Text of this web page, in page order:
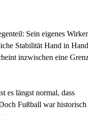
Sein eigenes
Stabilität Hand in
inzwischen eine
es längst normal, dass
Fußball war